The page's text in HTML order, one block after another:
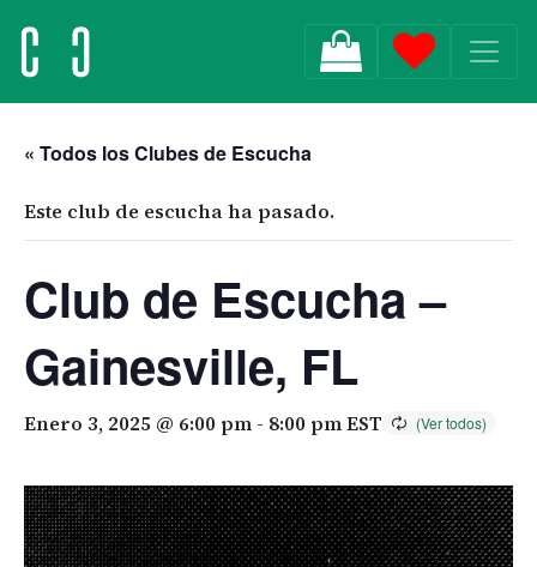
MAIN NAVIGATION
« Todos los Clubes de Escucha
Este club de escucha ha pasado.
Club de Escucha –
Gainesville, FL
Enero 3, 2025 @ 6:00 pm - 8:00 pmEST